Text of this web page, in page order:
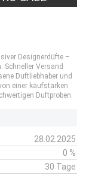
Designerdüfte –
Schneller Versand
Duftliebhaber und
einer kaufstarken
Duftproben.
28.02.2025
0 %
30 Tage